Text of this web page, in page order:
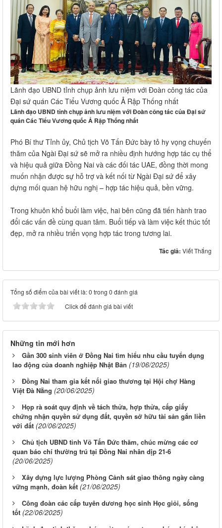
Lãnh đạo UBND tỉnh chụp ảnh lưu niệm với Đoàn công tác của
Đại sứ quán Các Tiểu Vương quốc Ả Rập Thống nhất
Lãnh đạo UBND tỉnh chụp ảnh lưu niệm với Đoàn công tác của Đại sứ
quán Các Tiểu Vương quốc Ả Rập Thống nhất
Phó Bí thư Tỉnh ủy, Chủ tịch Võ Tấn Đức bày tỏ hy vọng chuyến
thăm của Ngài Đại sứ sẽ mở ra nhiều định hướng hợp tác cụ thể
và hiệu quả giữa Đồng Nai và các đối tác UAE, đồng thời mong
muốn nhận được sự hỗ trợ và kết nối từ Ngài Đại sứ để xây
dựng mối quan hệ hữu nghị – hợp tác hiệu quả, bền vững.
Trong khuôn khổ buổi làm việc, hai bên cũng đã tiến hành trao
đổi các vấn đề cùng quan tâm. Buổi tiếp và làm việc kết thúc tốt
đẹp, mở ra nhiều triển vọng hợp tác trong tương lai.
Tác giả: Viết Thắng
Tổng số điểm của bài viết là: 0 trong 0 đánh giá
Click để đánh giá bài viết
Những tin mới hơn
Gần 300 sinh viên ở Đồng Nai tìm hiểu nhu cầu tuyển dụng
lao động của doanh nghiệp Nhật Bản (19/06/2025)
Đồng Nai tham gia kết nối giao thương tại Hội chợ Hàng
Việt Đà Nẵng (20/06/2025)
Họp rà soát quy định về tách thửa, hợp thửa, cấp giấy
chứng nhận quyền sử dụng đất, quyền sở hữu tài sản gắn liền
với đất (20/06/2025)
Chủ tịch UBND tỉnh Võ Tấn Đức thăm, chúc mừng các cơ
quan báo chí thường trú tại Đồng Nai nhân dịp 21-6
(20/06/2025)
Xây dựng lực lượng Phòng Cảnh sát giao thông ngày càng
vững mạnh, đoàn kết (21/06/2025)
Công đoàn các cấp tuyên dương học sinh Học giỏi, sống
tốt (22/06/2025)